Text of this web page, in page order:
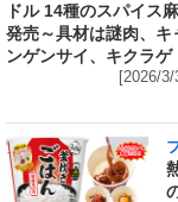
ドル 14種のスパイス
発売～具材は謎肉、キ
ンゲンサイ、キクラゲ
[2026/